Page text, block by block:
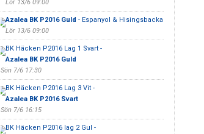
Lör 13/6 09:00
Azalea BK P2016 Guld - Espanyol & Hisingsbacka
Lör 13/6 09:00
BK Häcken P2016 Lag 1 Svart -
Azalea BK P2016 Guld
Sön 7/6 17:30
BK Häcken P2016 Lag 3 Vit -
Azalea BK P2016 Svart
Sön 7/6 16:15
BK Häcken P2016 lag 2 Gul -